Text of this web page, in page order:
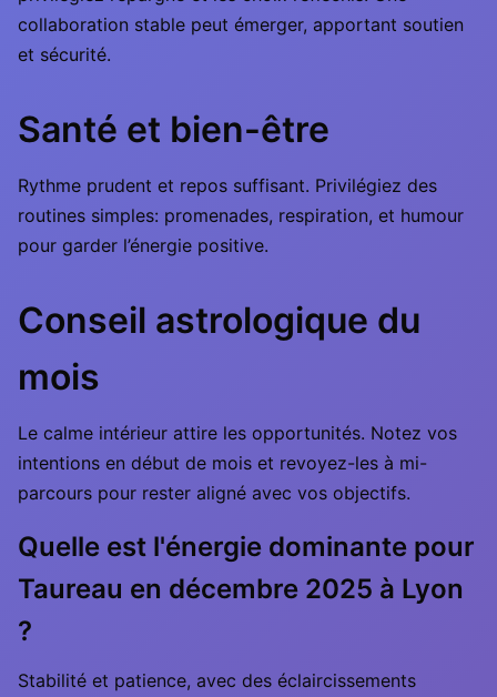
collaboration stable peut émerger, apportant soutien
et sécurité.
Santé et bien-être
Rythme prudent et repos suffisant. Privilégiez des
routines simples: promenades, respiration, et humour
pour garder l’énergie positive.
Conseil astrologique du
mois
Le calme intérieur attire les opportunités. Notez vos
intentions en début de mois et revoyez-les à mi-
parcours pour rester aligné avec vos objectifs.
Quelle est l'énergie dominante pour
Taureau en décembre 2025 à Lyon
?
Stabilité et patience, avec des éclaircissements